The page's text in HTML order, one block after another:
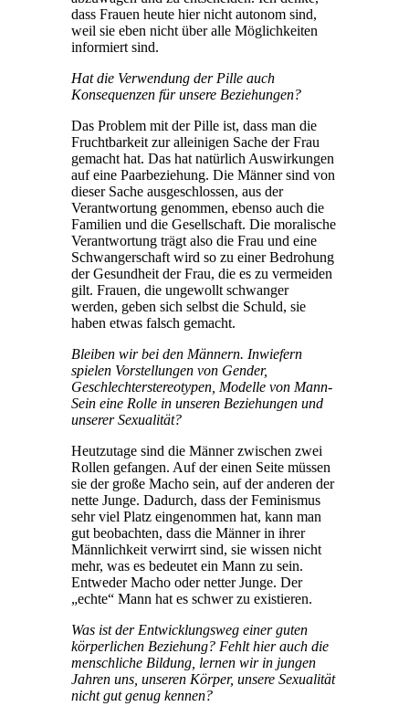
dass Frauen heute hier nicht autonom sind,
weil sie eben nicht über alle Möglichkeiten
informiert sind.
Hat die Verwendung der Pille auch
Konsequenzen für unsere Beziehungen?
Das Problem mit der Pille ist, dass man die
Fruchtbarkeit zur alleinigen Sache der Frau
gemacht hat. Das hat natürlich Auswirkungen
auf eine Paarbeziehung. Die Männer sind von
dieser Sache ausgeschlossen, aus der
Verantwortung genommen, ebenso auch die
Familien und die Gesellschaft. Die moralische
Verantwortung trägt also die Frau und eine
Schwangerschaft wird so zu einer Bedrohung
der Gesundheit der Frau, die es zu vermeiden
gilt. Frauen, die ungewollt schwanger
werden, geben sich selbst die Schuld, sie
haben etwas falsch gemacht.
Bleiben wir bei den Männern. Inwiefern
spielen Vorstellungen von Gender,
Geschlechterstereotypen, Modelle von Mann-
Sein eine Rolle in unseren Beziehungen und
unserer Sexualität?
Heutzutage sind die Männer zwischen zwei
Rollen gefangen. Auf der einen Seite müssen
sie der große Macho sein, auf der anderen der
nette Junge. Dadurch, dass der Feminismus
sehr viel Platz eingenommen hat, kann man
gut beobachten, dass die Männer in ihrer
Männlichkeit verwirrt sind, sie wissen nicht
mehr, was es bedeutet ein Mann zu sein.
Entweder Macho oder netter Junge. Der
„echte“ Mann hat es schwer zu existieren.
Was ist der Entwicklungsweg einer guten
körperlichen Beziehung? Fehlt hier auch die
menschliche Bildung, lernen wir in jungen
Jahren uns, unseren Körper, unsere Sexualität
nicht gut genug kennen?